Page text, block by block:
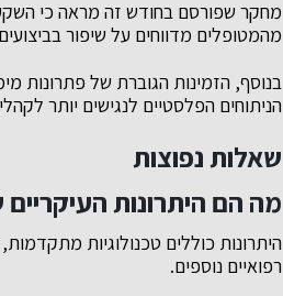
מהמטופלים מדווחים על שיפור
בנוסף, הזמינות הגוברת של פתרונות
הניתוחים הפלסטיים לנגישים יותר
שאלות נפוצות
מה הם היתרונות העיקריים
היתרונות כוללים טכנולוגיות
רפואיים נוספים.